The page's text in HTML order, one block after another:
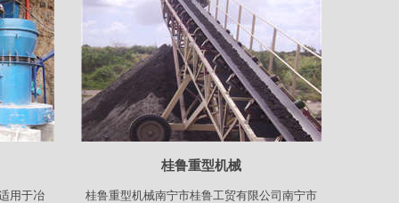
用于冶
桂鲁重型机械
桂鲁重型机械南宁市桂鲁工贸有限公司南宁市